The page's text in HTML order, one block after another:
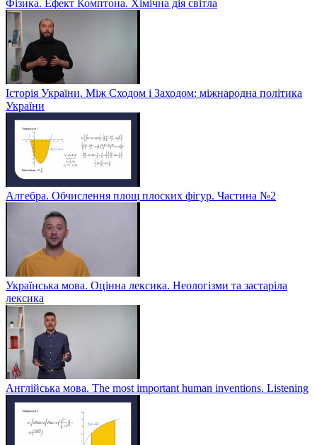
Фізика. Ефект Комптона. Хімічна дія світла
Історія України. Між Сходом і Заходом: міжнародна політика
України
Алгебра. Обчислення площ плоских фігур. Частина №2
Українська мова. Оцінна лексика. Неологізми та застаріла
лексика
Англійська мова. The most important human inventions. Listening